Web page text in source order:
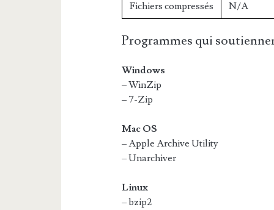
Fichiers compressés N/A
Programmes qui
Windows
– WinZip
– 7-Zip
Mac OS
– Apple Archive Utility
– Unarchiver
Linux
– bzip2